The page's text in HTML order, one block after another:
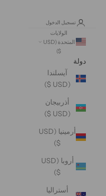
تسجيل الدخول
الولايات
المتحدة (USD
$)
دولة
آيسلندا
(USD $)
أذربيجان
(USD $)
أرمينيا (USD
$)
أروبا (USD
$)
أستراليا